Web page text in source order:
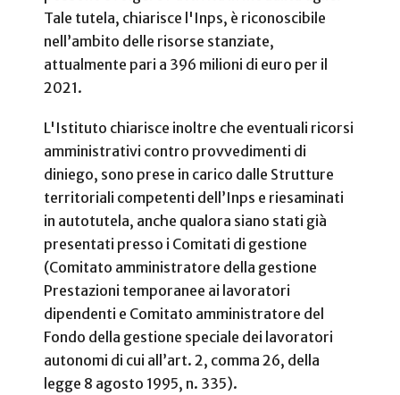
Tale tutela, chiarisce l'Inps, è riconoscibile
nell’ambito delle risorse stanziate,
attualmente pari a 396 milioni di euro per il
2021.
L'Istituto chiarisce inoltre che eventuali ricorsi
amministrativi contro provvedimenti di
diniego, sono prese in carico dalle Strutture
territoriali competenti dell’Inps e riesaminati
in autotutela, anche qualora siano stati già
presentati presso i Comitati di gestione
(Comitato amministratore della gestione
Prestazioni temporanee ai lavoratori
dipendenti e Comitato amministratore del
Fondo della gestione speciale dei lavoratori
autonomi di cui all’art. 2, comma 26, della
legge 8 agosto 1995, n. 335).